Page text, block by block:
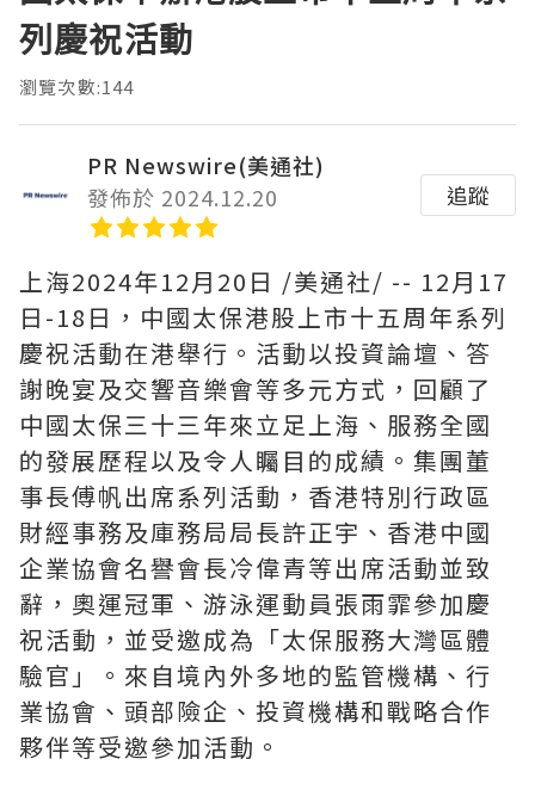
列慶祝活動
瀏覽次數:144
PR Newswire(美通社)
發佈於 2024.12.20
追蹤
上海2024年12月20日 /美通社/ -- 12月17
日-18日，中國太保港股上市十五周年系列
慶祝活動在港舉行。活動以投資論壇、答
謝晚宴及交響音樂會等多元方式，回顧了
中國太保三十三年來立足上海、服務全國
的發展歷程以及令人矚目的成績。集團董
事長傅帆出席系列活動，香港特別行政區
財經事務及庫務局局長許正宇、香港中國
企業協會名譽會長冷偉青等出席活動並致
辭，奧運冠軍、游泳運動員張雨霏參加慶
祝活動，並受邀成為「太保服務大灣區體
驗官」。來自境內外多地的監管機構、行
業協會、頭部險企、投資機構和戰略合作
夥伴等受邀參加活動。